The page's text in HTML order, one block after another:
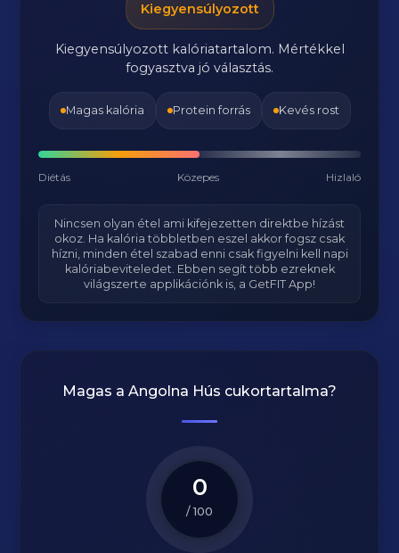
Kiegyensúlyozott
Kiegyensúlyozott kalóriatartalom. Mértékkel
fogyasztva jó választás.
Magas kalória Protein forrás Kevés rost
Diétás Közepes Hizlaló
Nincsen olyan étel ami kifejezetten direktbe hízást
okoz. Ha kalória többletben eszel akkor fogsz csak
hízni, minden étel szabad enni csak figyelni kell napi
kalóriabeviteledet. Ebben segít több ezreknek
világszerte applikációnk is, a GetFIT App!
Magas a Angolna Hús cukortartalma?
0
/ 100